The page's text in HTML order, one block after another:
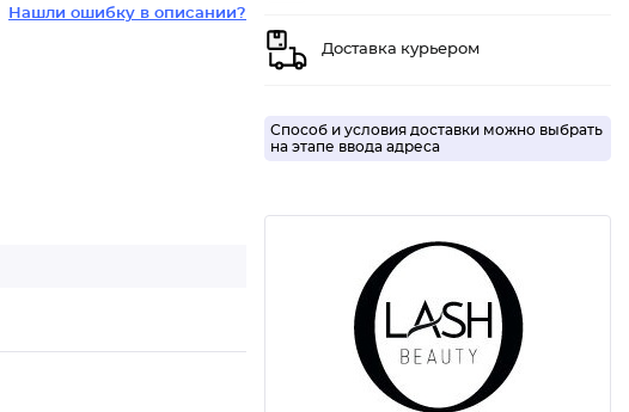
Нашли ошибку в описании?
Доставка курьером
Способ и условия доставки можно выбрать
на этапе ввода адреса